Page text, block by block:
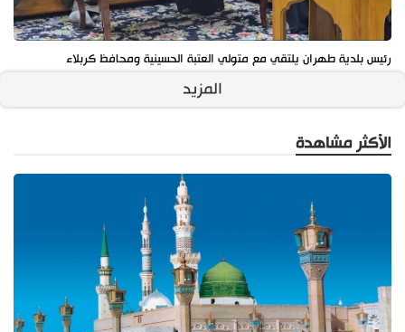
رئيس بلدية طهران يلتقي مع متولي العتبة الحسينية ومحافظ كربلاء
المزيد
الأكثر مشاهدة